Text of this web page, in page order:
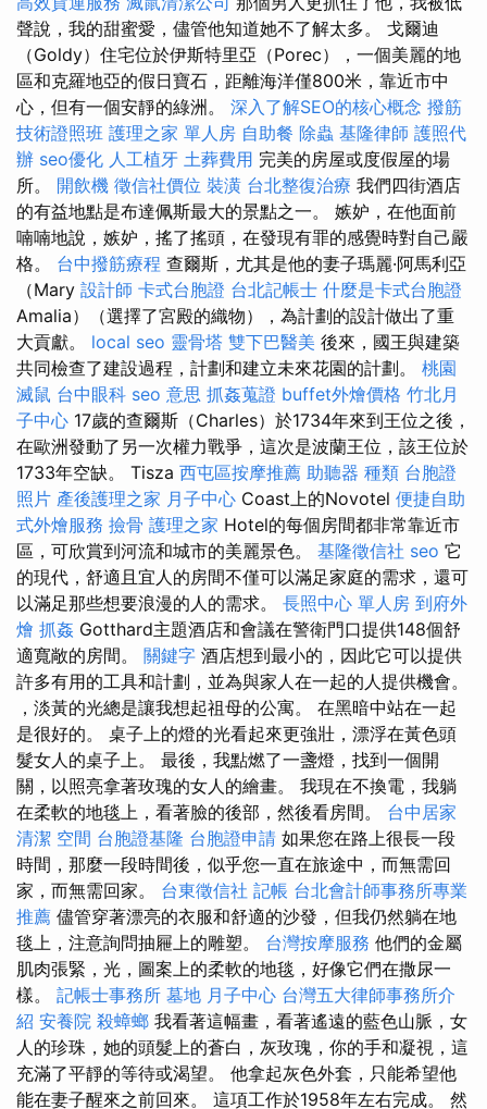
聲說，我的甜蜜愛，儘管他知道她不了解太多。 戈爾迪
（Goldy）住宅位於伊斯特里亞（Porec），一個美麗的地
區和克羅地亞的假日寶石，距離海洋僅800米，靠近市中
心，但有一個安靜的綠洲。 深入了解SEO的核心概念 撥筋
技術證照班 護理之家 單人房 自助餐 除蟲 基隆律師 護照代
辦 seo優化 人工植牙 土葬費用 完美的房屋或度假屋的場
所。 開飲機 徵信社價位 裝潢 台北整復治療 我們四街酒店
的有益地點是布達佩斯最大的景點之一。 嫉妒，在他面前
喃喃地說，嫉妒，搖了搖頭，在發現有罪的感覺時對自己嚴
格。 台中撥筋療程 查爾斯，尤其是他的妻子瑪麗·阿馬利亞
（Mary 設計師 卡式台胞證 台北記帳士 什麼是卡式台胞證
Amalia）（選擇了宮殿的織物），為計劃的設計做出了重
大貢獻。 local seo 靈骨塔 雙下巴醫美 後來，國王與建築
共同檢查了建設過程，計劃和建立未來花園的計劃。 桃園
滅鼠 台中眼科 seo 意思 抓姦蒐證 buffet外燴價格 竹北月
子中心 17歲的查爾斯（Charles）於1734年來到王位之後，
在歐洲發動了另一次權力戰爭，這次是波蘭王位，該王位於
1733年空缺。 Tisza 西屯區按摩推薦 助聽器 種類 台胞證
照片 產後護理之家 月子中心 Coast上的Novotel 便捷自助
式外燴服務 撿骨 護理之家 Hotel的每個房間都非常靠近市
區，可欣賞到河流和城市的美麗景色。 基隆徵信社 seo 它
的現代，舒適且宜人的房間不僅可以滿足家庭的需求，還可
以滿足那些想要浪漫的人的需求。 長照中心 單人房 到府外
燴 抓姦 Gotthard主題酒店和會議在警衛門口提供148個舒
適寬敞的房間。 關鍵字 酒店想到最小的，因此它可以提供
許多有用的工具和計劃，並為與家人在一起的人提供機會。
，淡黃的光總是讓我想起祖母的公寓。 在黑暗中站在一起
是很好的。 桌子上的燈的光看起來更強壯，漂浮在黃色頭
髮女人的桌子上。 最後，我點燃了一盞燈，找到一個開
關，以照亮拿著玫瑰的女人的繪畫。 我現在不換電，我躺
在柔軟的地毯上，看著臉的後部，然後看房間。 台中居家
清潔 空間 台胞證基隆 台胞證申請 如果您在路上很長一段
時間，那麼一段時間後，似乎您一直在旅途中，而無需回
家，而無需回家。 台東徵信社 記帳 台北會計師事務所專業
推薦 儘管穿著漂亮的衣服和舒適的沙發，但我仍然躺在地
毯上，注意詢問抽屜上的雕塑。 台灣按摩服務 他們的金屬
肌肉張緊，光，圖案上的柔軟的地毯，好像它們在撒尿一
樣。 記帳士事務所 墓地 月子中心 台灣五大律師事務所介
紹 安養院 殺蟑螂 我看著這幅畫，看著遙遠的藍色山脈，女
人的珍珠，她的頭髮上的蒼白，灰玫瑰，你的手和凝視，這
充滿了平靜的等待或渴望。 他拿起灰色外套，只能希望他
能在妻子醒來之前回來。 這項工作於1958年左右完成。 然